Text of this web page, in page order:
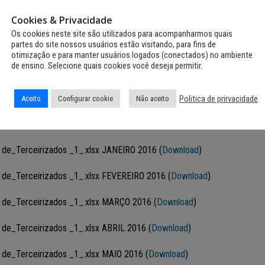
Demonstrativo de Terceirizados
de_Terceirizados _1_.xlsx JANEIRO 2016 (Download)
de_Terceirizados _1_.xlsx FEVEREIRO 2016 (Download)
de_Terceirizados _1_.xlsx MARÇO 2016 (Download)
de_Terceirizados _1_.xlsx ABRIL 2016 (Download)
de_Terceirizados _1_.xlsx MAIO 2016 (Download)
Cookies & Privacidade
Os cookies neste site são utilizados para acompanharmos quais
partes do site nossos usuários estão visitando, para fins de
otimização e para manter usuários logados (conectados) no ambiente
de ensino. Selecione quais cookies você deseja permitir.
Aceito Configurar cookie Não aceito Politica de prirvacidade